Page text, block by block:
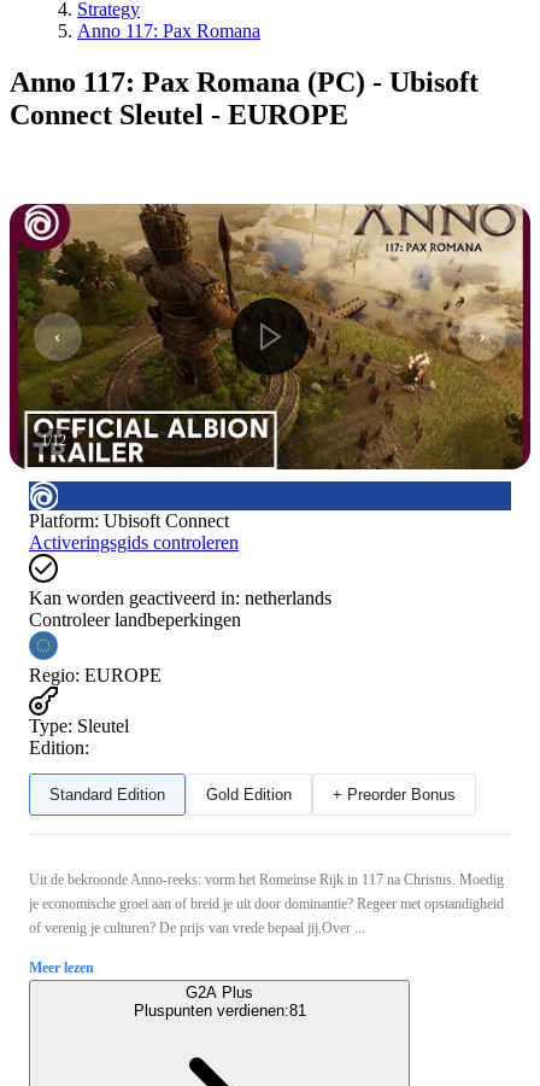
Strategy
Anno 117: Pax Romana
Anno 117: Pax Romana (PC) - Ubisoft
Connect Sleutel - EUROPE
1/12
Platform: Ubisoft Connect
Activeringsgids controleren
Kan worden geactiveerd in: netherlands
Controleer landbeperkingen
Regio: EUROPE
Type: Sleutel
Edition:
Standard Edition Gold Edition + Preorder Bonus
Uit de bekroonde Anno-reeks: vorm het Romeinse Rijk in 117 na Christus. Moedig
je economische groei aan of breid je uit door dominantie? Regeer met opstandigheid
of verenig je culturen? De prijs van vrede bepaal jij.Over ...
Meer lezen
G2A Plus
Pluspunten verdienen:81